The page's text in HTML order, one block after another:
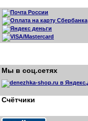
Мы в соц.сетях
Счётчики